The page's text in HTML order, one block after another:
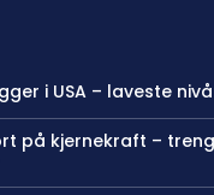
i USA – laveste nivå
på kjernekraft –